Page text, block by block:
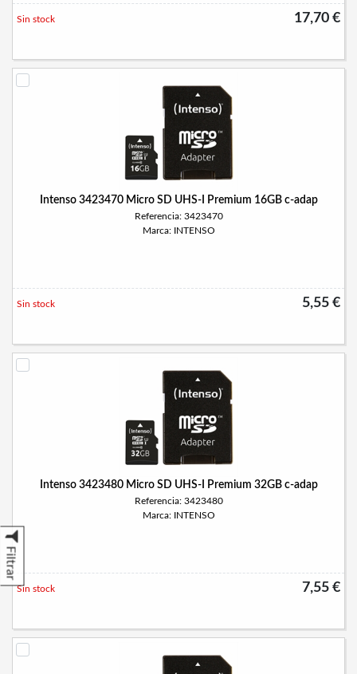
Filtrar
17,70 €
Sin stock
Intenso 3423470 Micro SD UHS-I Premium 16GB c-adap
Referencia: 3423470
Marca: INTENSO
5,55 €
Sin stock
Intenso 3423480 Micro SD UHS-I Premium 32GB c-adap
Referencia: 3423480
Marca: INTENSO
7,55 €
Sin stock